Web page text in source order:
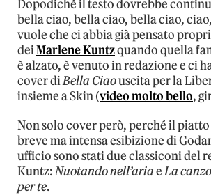
Dopodiché il testo dovrebbe
bella ciao, bella ciao, bella ciao,
vuole che ci abbia già pensato
deiMarlene Kuntzquando quella
è alzato, è venuto in redazione e ci
cover diBella Ciaouscita per la
insieme a Skin (video molto bello,
Non solo cover però, perché il
breve ma intensa esibizione di
ufficio sono stati due classiconi del
Kuntz:Nuotando nell’ariaeLa
per te.